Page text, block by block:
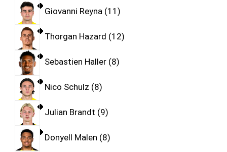
Giovanni Reyna 11
Thorgan Hazard 12
Sebastien Haller 8
Nico Schulz 8
Julian Brandt 9
Donyell Malen 8